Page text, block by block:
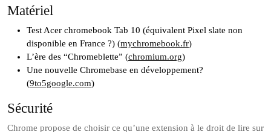
Matériel
Test Acer chromebook Tab 10 (équivalent Pixel slate non
disponible en France ?) (mychromebook.fr)
L’ère des “Chromeblette” (chromium.org)
Une nouvelle Chromebase en développement?
(9to5google.com)
Sécurité
Chrome propose de choisir ce qu’une extension à le droit de lire sur